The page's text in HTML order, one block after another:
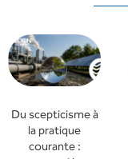
Du scepticisme à
la pratique
courante :